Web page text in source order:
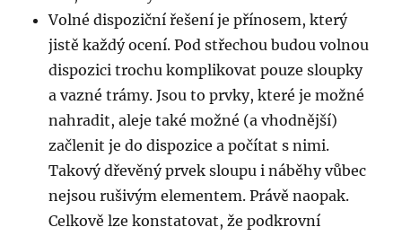
Volné dispoziční řešení je přínosem, který
jistě každý ocení. Pod střechou budou volnou
dispozici trochu komplikovat pouze sloupky
a vazné trámy. Jsou to prvky, které je možné
nahradit, aleje také možné (a vhodnější)
začlenit je do dispozice a počítat s nimi.
Takový dřevěný prvek sloupu i náběhy vůbec
nejsou rušivým elementem. Právě naopak.
Celkově lze konstatovat, že podkrovní